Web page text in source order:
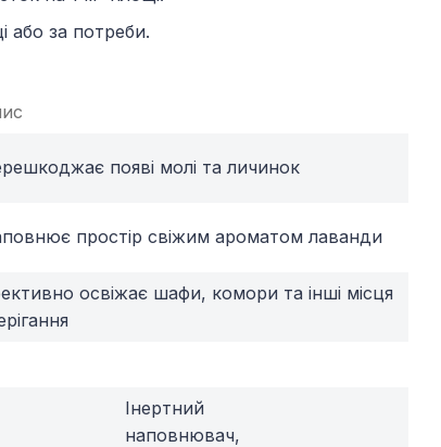
або за потреби.
появі молі та личинок
простір свіжим ароматом лаванди
освіжає шафи, комори та інші місця
Інертний
наповнювач,